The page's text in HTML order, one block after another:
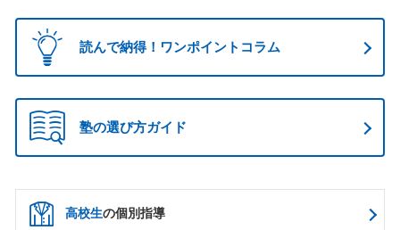
読んで納得！ワンポイントコラム
塾の選び方ガイド
高校生の個別指導